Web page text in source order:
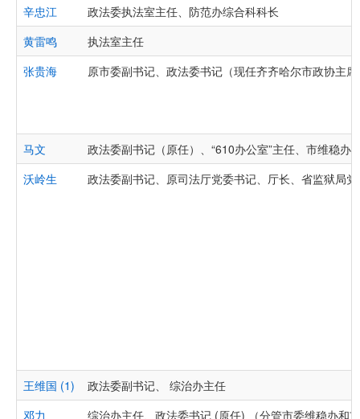
辛忠江
政法委执法室主任、防范办综合科科长
黄雷鸣
执法室主任
张贵海
原市委副书记、政法委书记（现任齐齐哈尔市政协主
马文
政法委副书记（原任）、“610办公室”主任、市维稳办
沃岭生
政法委副书记、原司法厅党委书记、厅长、省监狱局
王维国 (1)
政法委副书记、 综治办主任
邓力
综治办主任、政法委书记 (原任) （分管市委维稳办和